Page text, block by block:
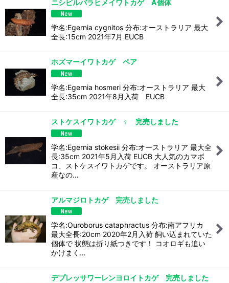
ニシピルバラヒメイワトカゲ A個体
学名:Egernia cygnitos 分布:オーストラリア 最大
全長:15cm 2021年7月 EUCB
ホズマーイワトカゲ ペア
学名:Egernia hosmeri 分布:オーストラリア 最大
全長:35cm 2021年8月入荷 EUCB
ストケスイワトカゲ ♀ 完売しました
学名:Egernia stokesii 分布:オーストラリア 最大全
長:35cm 2021年5月入荷 EUCB 大人気のカマボ
コ、ストケスイワトカゲです。 オーストラリア原
産なの…
アルマジロトカゲ 完売しました
学名:Ouroborus cataphractus 分布:南アフリカ
最大全長:20cm 2020年2月入荷 飼い込まれていた
個体で 状態は折り紙つきです！ コオロギも追い
かけまく…
デプレッサワーレンヨロイトカゲ 完売しました